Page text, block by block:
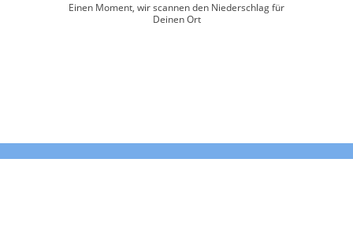
Einen Moment, wir scannen den Niederschlag für
Deinen Ort